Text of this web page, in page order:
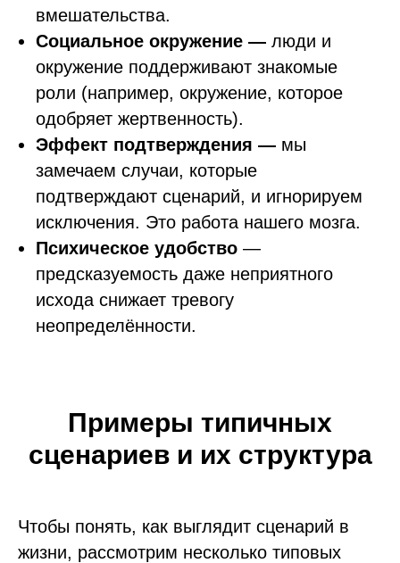
вмешательства.
Социальное окружение — люди и
окружение поддерживают знакомые
роли (например, окружение, которое
одобряет жертвенность).
Эффект подтверждения — мы
замечаем случаи, которые
подтверждают сценарий, и игнорируем
исключения. Это работа нашего мозга.
Психическое удобство —
предсказуемость даже неприятного
исхода снижает тревогу
неопределённости.
Примеры типичных
сценариев и их структура
Чтобы понять, как выглядит сценарий в
жизни, рассмотрим несколько типовых